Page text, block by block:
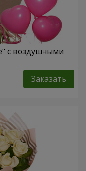
с воздушными
Заказать